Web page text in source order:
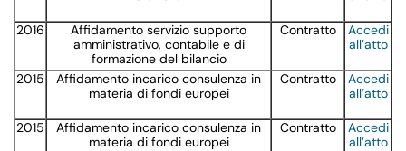
2016
Affidamento servizio supporto
amministrativo, contabile e di
formazione del bilancio
Contratto
Accedi
all’atto
2015
Affidamento incarico consulenza in
materia di fondi europei
Contratto
Accedi
all’atto
2015
Affidamento incarico consulenza in
materia di fondi europei
Contratto
Accedi
all’atto